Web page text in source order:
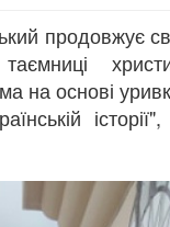
продовжує
таємниці
на основі